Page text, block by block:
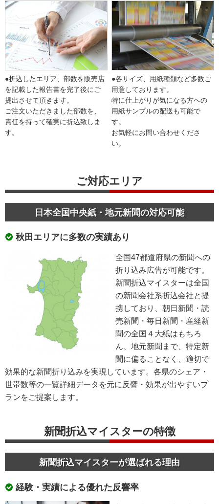
●折込したエリア、部数を販売店
を記載した報告書を完了後にご
提出させて頂きます。
ご注文いただきました部数を、
責任を持って確実に折込致しま
す。
●各サイズ、用紙種類など多数ご
用意しております。
特に仕上がりが気になる方への
用紙サンプルの配送も可能で
す。
お気軽にお問い合わせくださ
い。
ご対応エリア
日本全国中央紙・地元新聞の対応可能
秋田エリアに多数の実績あり
全国47都道府県の新聞への
折り込み広告が可能です。
新聞折込マイスターは全国
の新聞会社系折込会社と提
携しており、朝日新聞・読
売新聞・毎日新聞・産経新
聞の全国４大紙はもちろ
ん、地元新聞まで、特定新
聞に偏ることなく、適切で
効果的な新聞折り込みを実現しています。各県のシェア・
世帯数等の一覧詳細データを元に反響・効果が出やすいプ
ランをご提案します。
新聞折込マイスターの特徴
新聞折込マイスターが選ばれる理由
経験・実績による優れた反響率